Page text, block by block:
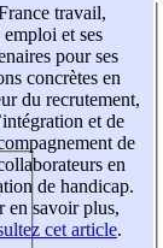
travail,
emploi et ses
pour ses
concrètes en
du recrutement,
et de
de
en
de handicap.
en savoir plus,
cet article.